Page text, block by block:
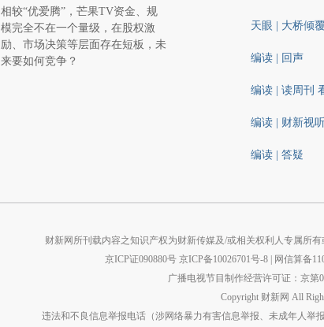
相较“优爱腾”，芒果TV资金、规
模完全不在一个量级，在股权激
励、市场决策等层面存在短板，未
来要如何竞争？
天眼 | 大桥倾覆
编读 | 回声
编读 | 读周刊
编读 | 财新视
编读 | 答疑
财新网所刊载内容之知识产权为财新传媒及/或相关权利人专属所
京ICP证090880号 京ICP备10026701号-8 网信算备
广播电视节目制作经营许可证：京第
Copyright 财新网 All
违法和不良信息举报电话（涉网络暴力有害信息举报、未成年人举